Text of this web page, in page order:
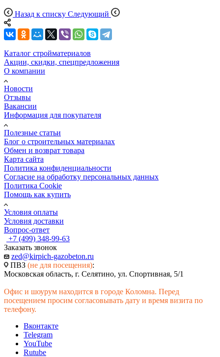
Назад к списку Следующий
Каталог стройматериалов
Акции, скидки, спецпредложения
О компании
Новости
Отзывы
Вакансии
Информация для покупателя
Полезные статьи
Блог о строительных материалах
Обмен и возврат товара
Карта сайта
Политика конфиденциальности
Согласие на обработку персональных данных
Политика Cookie
Помощь как купить
Условия оплаты
Условия доставки
Вопрос-ответ
+7 (499) 348-99-63
Заказать звонок
zed@kirpich-gazobeton.ru
ПВЗ (не для посещения):
Московская область, г. Селятино, ул. Спортивная, 5/1
Офис и шоурум находится в городе Коломна. Перед
посещением просим согласовывать дату и время визита по
телефону.
Вконтакте
Telegram
YouTube
Rutube